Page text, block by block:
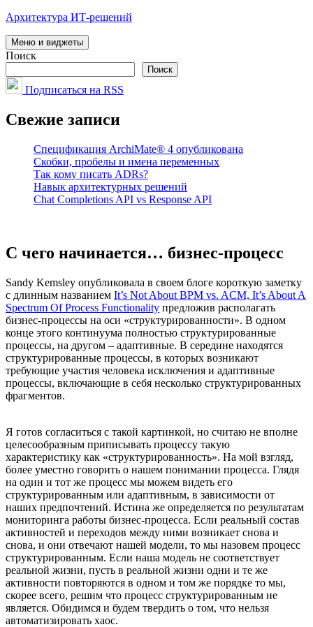
Перейти
содержимому
Архитектура ИТ-решений
Меню и виджеты
Поиск
Поиск
Подписаться на RSS
Свежие записи
Спецификация ArchiMate® 4 опубликована
Скобки, пробелы и имена переменных
Так кому писать ADRs?
Навык архитектурных решений
Chat Completions API vs Response API
С чего начинается… бизнес-процесс
Sandy Kemsley опубликовала в своем блоге короткую заметку
с длинным названием It’s Not About BPM vs. ACM, It’s About A
Spectrum Of Process Functionality предложив располагать
бизнес-процессы на оси «структурированности». В одном
конце этого континуума полностью структурированные
процессы, на другом – адаптивные. В середине находятся
структурированные процессы, в которых возникают
требующие участия человека исключения и адаптивные
процессы, включающие в себя несколько структурированных
фрагментов.
Я готов согласиться с такой картинкой, но считаю не вполне
целесообразным приписывать процессу такую
характеристику как «структурированность». На мой взгляд,
более уместно говорить о нашем понимании процесса. Глядя
на один и тот же процесс мы можем видеть его
структурированным или адаптивным, в зависимости от
наших предпочтений. Истина же определяется по результатам
мониторинга работы бизнес-процесса. Если реальный состав
активностей и переходов между ними возникает снова и
снова, и они отвечают нашей модели, то мы назовем процесс
структурированным. Если наша модель не соответствует
реальной жизни, пусть в реальной жизни одни и те же
активности повторяются в одном и том же порядке то мы,
скорее всего, решим что процесс структурированным не
является. Обидимся и будем твердить о том, что нельзя
автоматизировать хаос.